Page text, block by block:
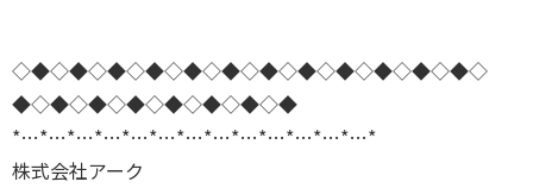
◇◆◇◆◇◆◇◆◇◆◇◆◇◆◇◆◇◆◇◆◇◆◇◆◇
◆◇◆◇◆◇◆◇◆◇◆◇◆◇◆
*…*…*…*…*…*…*…*…*…*…*…*…*…*
株式会社アーク